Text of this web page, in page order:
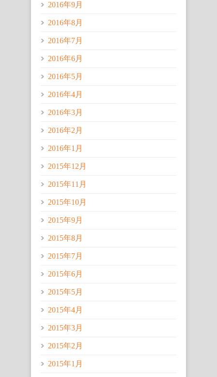
2016年9月
2016年8月
2016年7月
2016年6月
2016年5月
2016年4月
2016年3月
2016年2月
2016年1月
2015年12月
2015年11月
2015年10月
2015年9月
2015年8月
2015年7月
2015年6月
2015年5月
2015年4月
2015年3月
2015年2月
2015年1月